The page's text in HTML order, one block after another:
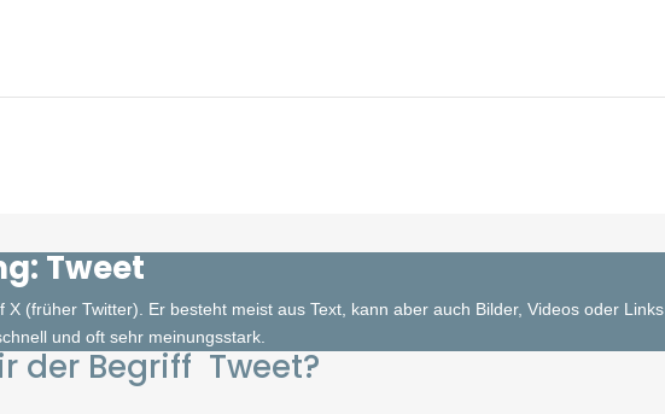
Tweet
X (früher Twitter). Er besteht meist aus Text, kann aber auch Bilder, Videos oder Links
und oft sehr meinungsstark.
der Begriff Tweet?